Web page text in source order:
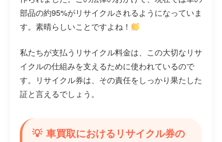
部品の約95%がリサイクルされるようになっていま
す。素晴らしいことですよね！
私たちが支払うリサイクル料金は、この大切なリサ
イクルの仕組みを支えるために使われているので
す。リサイクル券は、その責任をしっかり果たした
証と言えるでしょう。
車買取におけるリサイクル券の